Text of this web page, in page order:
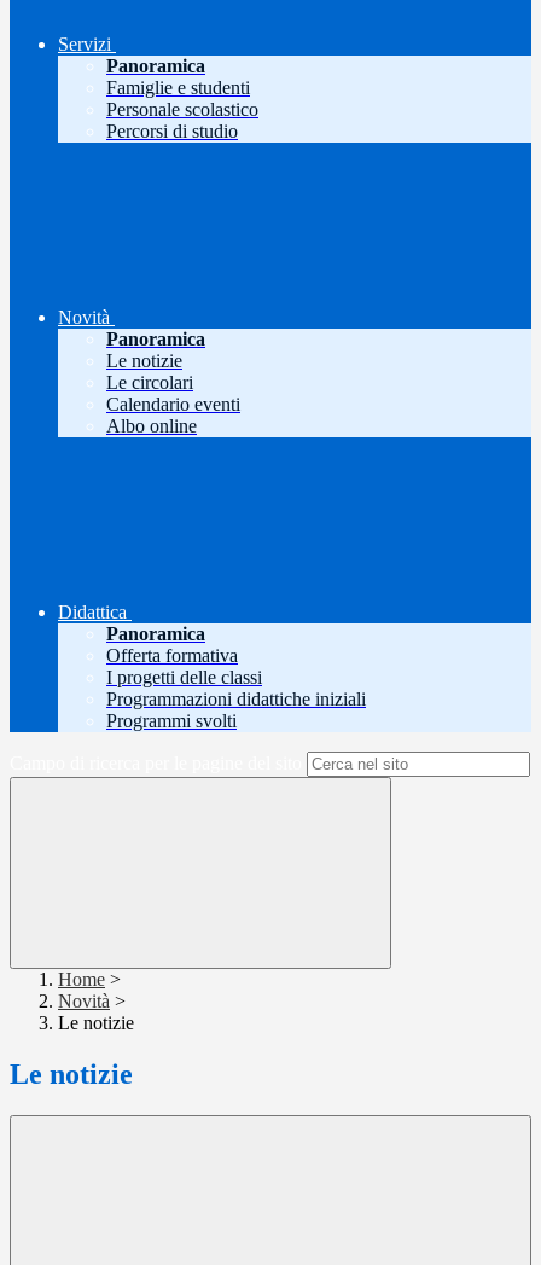
Servizi
Panoramica
Famiglie e studenti
Personale scolastico
Percorsi di studio
Novità
Panoramica
Le notizie
Le circolari
Calendario eventi
Albo online
Didattica
Panoramica
Offerta formativa
I progetti delle classi
Programmazioni didattiche iniziali
Programmi svolti
Home >
Novità >
Le notizie
Le notizie